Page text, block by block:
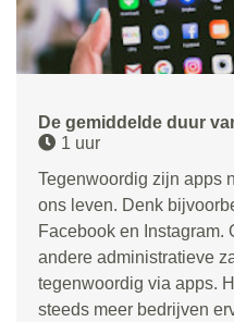
De gemiddelde duur
1 uur
Tegenwoordig zijn apps
ons leven. Denk
Facebook en Instagram.
andere administratieve
tegenwoordig via apps.
steeds meer bedrijven